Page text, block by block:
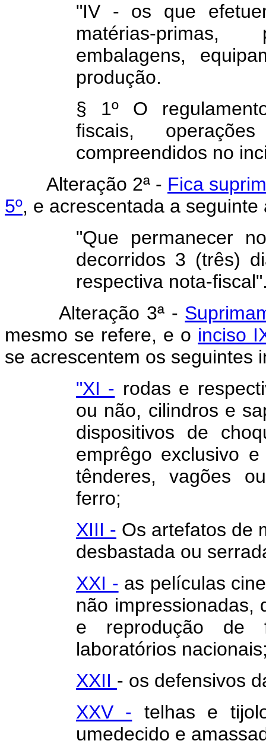
"IV - os que
matérias-primas,
embalagens,
produção.
§ 1º O
fiscais,
compreendidos no
Alteração 2ª - Fica
5º, e acrescentada a seguinte
"Que permanecer
decorridos 3 (três)
respectiva nota-
Alteração 3ª -
mesmo se refere, e o inciso
se acrescentem os
"XI - rodas e
ou não, cilindros e
dispositivos de
emprêgo exclusivo
tênderes, vagões
ferro;
XIII - Os artefatos de
desbastada ou
XXI - as películas
não impressionadas,
e reprodução de
laboratórios
XXII - os defensivos
XXV - telhas e
umedecido e